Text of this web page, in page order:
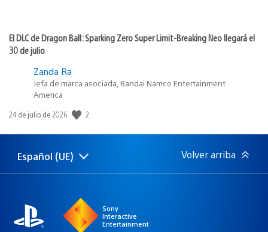
El DLC de Dragon Ball: Sparking Zero Super Limit-Breaking Neo llegará el
30 de julio
Zanda Ra
Jefa de marca asociada, Bandai Namco Entertainment
America
Fecha
publicación:
24 de julio de 2026 2
Selecciona
una
Región
actual:
Español (UE) Volver arriba
Sony
Interactive
Entertainment